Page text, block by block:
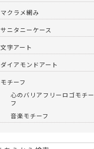
マクラメ網み
サニタニーケース
文字アート
ダイアモンドアート
モチーフ
心のバリアフリーロゴモチー
フ
音楽モチーフ